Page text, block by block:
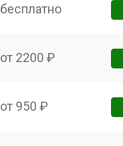
бесплатно
от 2200 ₽
от 950 ₽